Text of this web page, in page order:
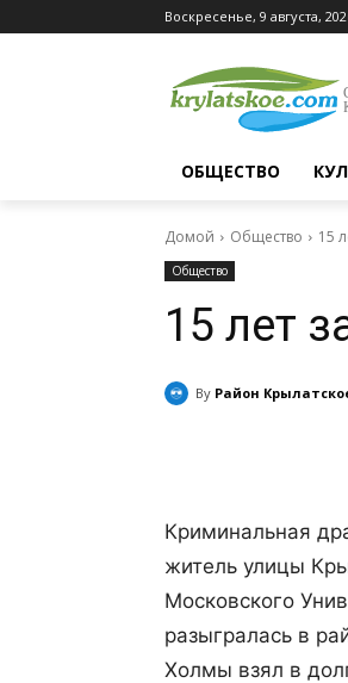
Воскресенье, 9 августа,
ОБЩЕСТВО
Домой Общество 15
Общество
15 лет
By Район
Криминальная
житель улицы
Московского
разыгралась в
Холмы взял в